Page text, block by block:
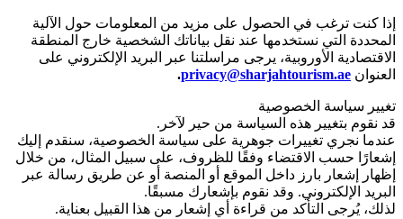
إذا كنت ترغب في الحصول على مزيد من المعلومات حول الآلية
المحددة التي نستخدمها عند نقل بياناتك الشخصية خارج المنطقة
الاقتصادية الأوروبية، يرجى مراسلتنا عبر البريد الإلكتروني على
العنوان privacy@sharjahtourism.ae
.
تغيير سياسة الخصوصية
قد نقوم بتغيير هذه السياسة من حير لآخر.
عندما نجري تغييرات جوهرية على سياسة الخصوصية، سنقدم إليك
إشعارًا حسب الاقتضاء وفقًا للظروف، على سبيل المثال، من خلال
إظهار إشعار بارز داخل الموقع أو المنصة أو عن طريق رسالة عبر
البريد الإلكتروني. وقد نقوم بإشعارك مسبقًا.
لذلك، يُرجى التأكد من قراءة أي إشعار من هذا القبيل بعناية.